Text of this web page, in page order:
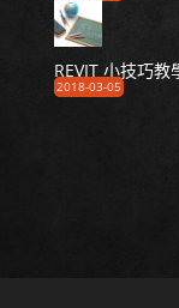
REVIT 小技巧教
2018-03-05